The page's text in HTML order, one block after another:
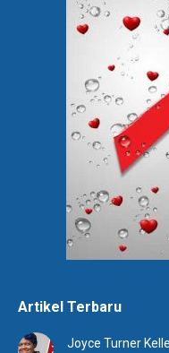
Artikel Terbaru
Joyce Turner